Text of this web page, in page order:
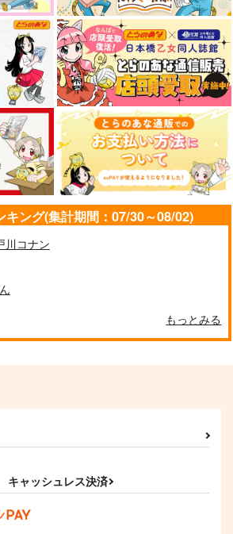
キング(集計期間：07/30～08/02)
川コナン
もっとみる
キャッシュレス決済